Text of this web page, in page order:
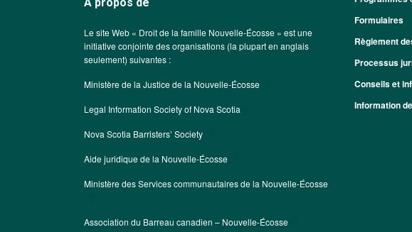
Le site Web « Droit de la famille Nouvelle-Écosse » est une
initiative conjointe des organisations (la plupart en anglais
seulement) suivantes :
Ministère de la Justice de la Nouvelle-Écosse
Legal Information Society of Nova Scotia
Nova Scotia Barristers’ Society
Aide juridique de la Nouvelle-Écosse
Ministère des Services communautaires de la Nouvelle-Écosse
Association du Barreau canadien – Nouvelle-Écosse
Formulaires
Règlement
Processus
Conseils et
Information